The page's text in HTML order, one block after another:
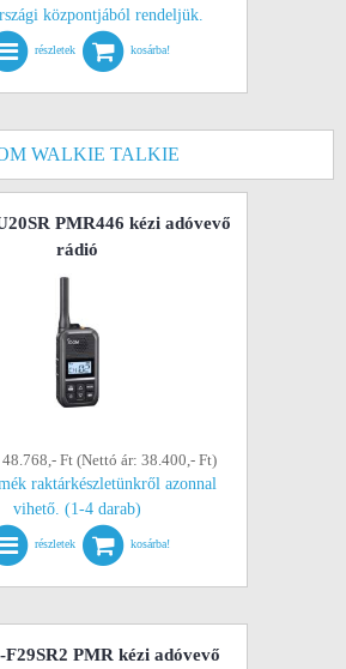
központjából rendeljük.
részletek kosárba!
WALKIE TALKIE
PMR446 kézi adóvevő
rádió
Ft (Nettó ár: 38.400,- Ft)
raktárkészletünkről azonnal
vihető. (1-4 darab)
részletek kosárba!
PMR kézi adóvevő